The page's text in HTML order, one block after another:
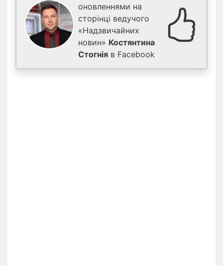
оновленнями на
сторінці ведучого
«Надзвичайних
новин» Костянтина
Стогнія в Facebook